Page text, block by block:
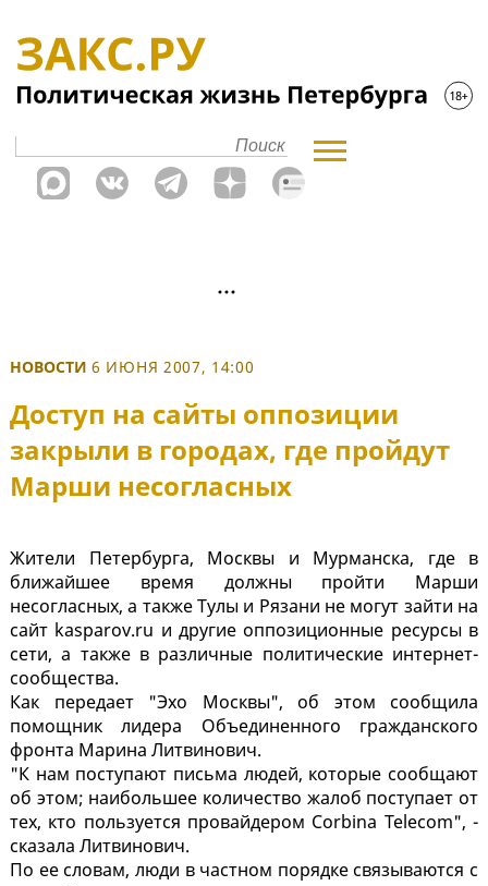
НОВОСТИ 6 ИЮНЯ 2007, 14:00
Доступ на сайты оппозиции
закрыли в городах, где пройдут
Марши несогласных
Жители Петербурга, Москвы и Мурманска, где в
ближайшее время должны пройти Марши
несогласных, а также Тулы и Рязани не могут зайти на
сайт kasparov.ru и другие оппозиционные ресурсы в
сети, а также в различные политические интернет-
сообщества.
Как передает "Эхо Москвы", об этом сообщила
помощник лидера Объединенного гражданского
фронта Марина Литвинович.
"К нам поступают письма людей, которые сообщают
об этом; наибольшее количество жалоб поступает от
тех, кто пользуется провайдером Corbina Telecom", -
сказала Литвинович.
По ее словам, люди в частном порядке связываются с